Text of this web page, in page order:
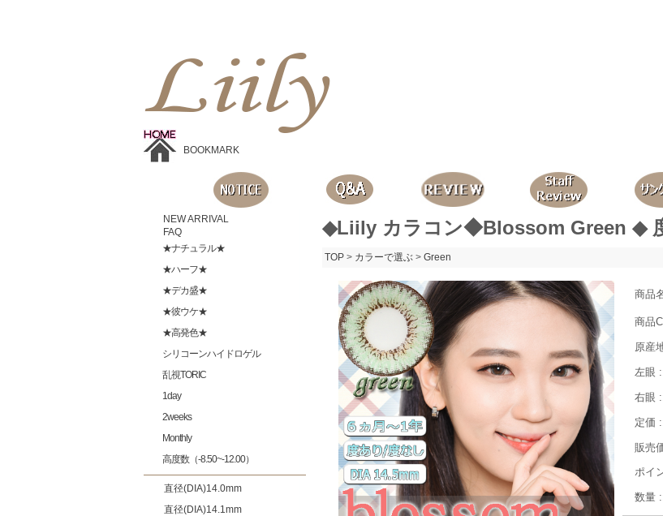
BOOKMARK
NEW ARRIVAL
FAQ
★ナチュラル★
★ハーフ★
★デカ盛★
★彼ウケ★
★高発色★
シリコーンハイドロゲル
乱視TORIC
1day
2weeks
Monthly
高度数（-8.50~-12.00）
直径(DIA)14.0mm
直径(DIA)14.1mm
◆Liily カラコン◆Blossom Green ◆
TOP > カラーで選ぶ > Green
商品
商品
原産
左眼
右眼
定価
販売
ポイ
数量